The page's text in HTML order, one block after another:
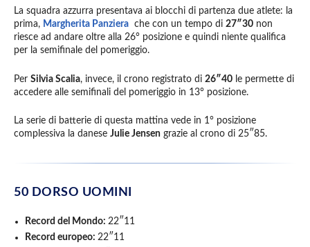
La squadra azzurra presentava ai blocchi di partenza due atlete: la
prima, Margherita Panziera che con un tempo di 27″30 non
riesce ad andare oltre alla 26° posizione e quindi niente qualifica
per la semifinale del pomeriggio.
Per Silvia Scalia, invece, il crono registrato di 26″40 le permette di
accedere alle semifinali del pomeriggio in 13° posizione.
La serie di batterie di questa mattina vede in 1° posizione
complessiva la danese Julie Jensen grazie al crono di 25″85.
50 DORSO UOMINI
Record del Mondo: 22″11
Record europeo: 22″11